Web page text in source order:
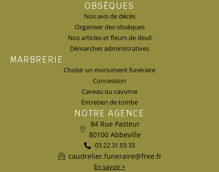
OBSÈQUES
Nos avis de décès
Organiser des obsèques
Nos articles et fleurs de deuil
Démarches administratives
MARBRERIE
Choisir un monument funéraire
Concession
Caveau ou cavurne
Entretien de tombe
NOTRE AGENCE
84 Rue Pasteur
80100 Abbeville
03 22 31 03 33
caudrelier.funeraire@free.fr
En savoir +